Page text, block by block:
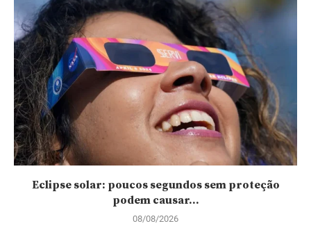
Eclipse solar: poucos segundos sem proteção
podem causar...
08/08/2026